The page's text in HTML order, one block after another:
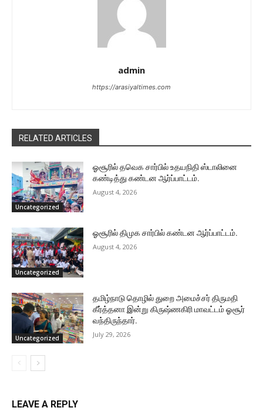
admin
https://arasiyaltimes.com
RELATED ARTICLES
Uncategorized
ஓசூரில் தவெக சார்பில் உதயநிதி ஸ்டாலினை
கண்டித்து கண்டன ஆர்ப்பாட்டம்.
August 4, 2026
Uncategorized
ஓசூரில் திமுக சார்பில் கண்டன ஆர்ப்பாட்டம்.
August 4, 2026
Uncategorized
தமிழ்நாடு தொழில் துறை அமைச்சர் திருமதி
கீர்த்தனா இன்று கிருஷ்ணகிரி மாவட்டம் ஓசூர்
வந்திருந்தார்.
July 29, 2026
LEAVE A REPLY